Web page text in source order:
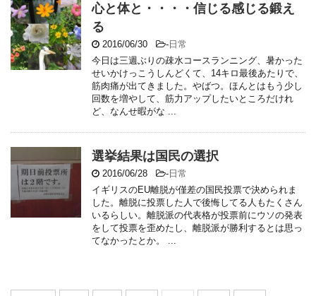
心と体と・・・・信じる感じる鍛え
る
2016/06/30 - 日常
今日は三週ぶりの疎水コースランニング、暑かった
せいかけっこうしんどくて、14キロ最後あたりで、
筋肉痛が出てきました。やばつ。ほんとはもう少し
回数を増やして、筋力アップしたいところだけれ
ど、なんせ暇がな ...
選挙結果は国民の選択
2016/06/28 - 日常
イギリスのEU離脱が僅差の国民投票で決められま
した。離脱に投票した人で後悔してる人もたくさん
いるらしい。離脱派の代表格が投票前にウソの発表
をして投票を歪めたし、離脱派が勝利するとは思っ
てなかったとか。 ...